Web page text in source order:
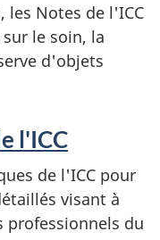
Notes de l'ICC
le soin, la
d'objets
l'ICC
de l'ICC pour
visant à
professionnels du